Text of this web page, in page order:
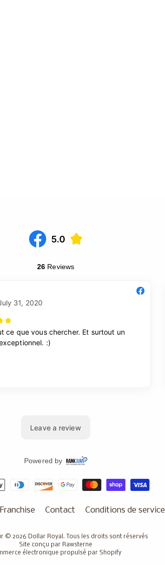
Contact Conditions de service
© 2026 Dollar Royal . Tous les droits sont réservés
Site conçu par Rawsterne
électronique propulsé par Shopify